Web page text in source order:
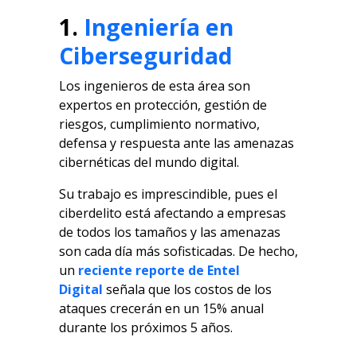
1. Ingeniería en
Ciberseguridad
Los ingenieros de esta área son
expertos en protección, gestión de
riesgos, cumplimiento normativo,
defensa y respuesta ante las amenazas
cibernéticas del mundo digital.
Su trabajo es imprescindible, pues el
ciberdelito está afectando a empresas
de todos los tamaños y las amenazas
son cada día más sofisticadas. De hecho,
un reciente reporte de Entel
Digital señala que los costos de los
ataques crecerán en un 15% anual
durante los próximos 5 años.